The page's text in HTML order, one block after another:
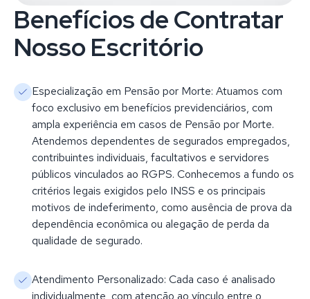
Benefícios de Contratar
Nosso Escritório
Especialização em Pensão por Morte: Atuamos com
foco exclusivo em benefícios previdenciários, com
ampla experiência em casos de Pensão por Morte.
Atendemos dependentes de segurados empregados,
contribuintes individuais, facultativos e servidores
públicos vinculados ao RGPS. Conhecemos a fundo os
critérios legais exigidos pelo INSS e os principais
motivos de indeferimento, como ausência de prova da
dependência econômica ou alegação de perda da
qualidade de segurado.
Atendimento Personalizado: Cada caso é analisado
individualmente, com atenção ao vínculo entre o